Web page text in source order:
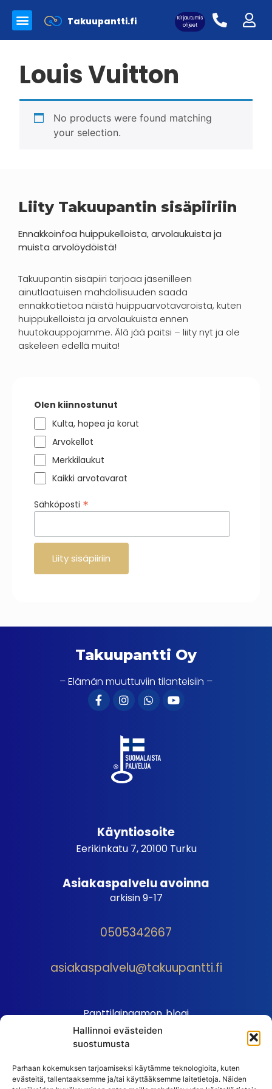
Hallinnoi evästeiden
suostumusta
Parhaan kokemuksen tarjoamiseksi käytämme teknologioita, kuten
evästeitä, tallentaaksemme ja/tai käyttääksemme laitetietoja. Näiden
Takuupantti.fi
Kirjautumis
ohjeet
Louis Vuitton
No products were found matching
your selection.
Liity Takuupantin sisäpiiriin
Ennakkoinfoa huippukelloista, arvolaukuista ja
muista arvolöydöistä!
Takuupantin sisäpiiri tarjoaa jäsenilleen
ainutlaatuisen mahdollisuuden saada
ennakkotietoa näistä huippuarvotavaroista, kuten
huippukelloista ja arvolaukuista ennen
huutokauppojamme. Älä jää paitsi – liity nyt ja ole
askeleen edellä muita!
Olen kiinnostunut
Kulta, hopea ja korut
Arvokellot
Merkkilaukut
Kaikki arvotavarat
Sähköposti *
Takuupantti Oy
– Elämän muuttuviin tilanteisiin –
Käyntiosoite
Eerikinkatu 7, 20100 Turku
Asiakaspalvelu avoinna
arkisin 9-17
0505342667
asiakaspalvelu@takuupantti.fi
Panttilainaamon blogi
Palveluhinnasto
Sopimusehdot
Autopantin sopimusehdot